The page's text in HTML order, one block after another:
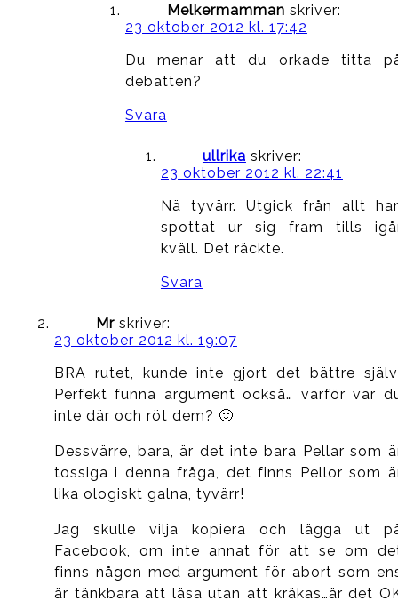
Melkermamman skriver:
23 oktober 2012 kl. 17:42
Du menar att du orkade titta
debatten?
Svara
ullrika skriver:
23 oktober 2012 kl. 22:41
Nä tyvärr. Utgick från allt
spottat ur sig fram tills
kväll. Det räckte.
Svara
Mr skriver:
23 oktober 2012 kl. 19:07
BRA rutet, kunde inte gjort det bättre
Perfekt funna argument också… varför var
inte där och röt dem? 🙂
Dessvärre, bara, är det inte bara Pellar som
tossiga i denna fråga, det finns Pellor som
lika ologiskt galna, tyvärr!
Jag skulle vilja kopiera och lägga ut
Facebook, om inte annat för att se om
finns någon med argument för abort som
är tänkbara att läsa utan att kräkas…är det